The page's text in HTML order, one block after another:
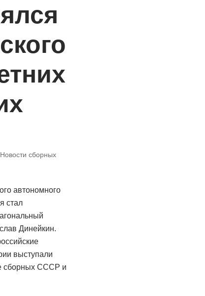
Новости сборных
автономного
стал
Динейкин.
выступали
сборных СССР и